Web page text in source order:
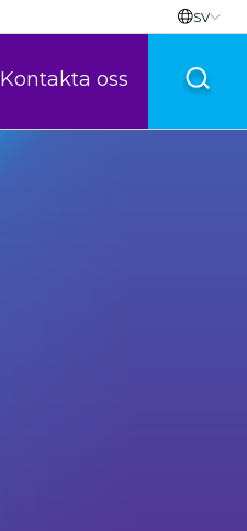
SV
Kontakta oss